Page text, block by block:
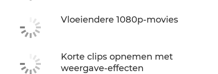
Vloeiendere 1080p-movies
Korte clips opnemen met
weergave-effecten